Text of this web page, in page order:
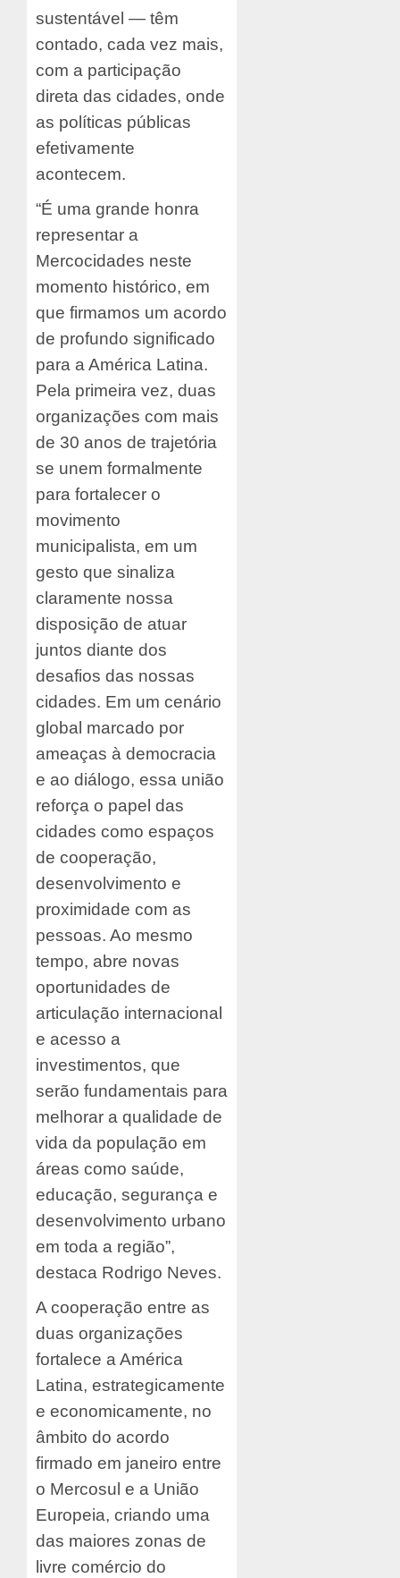
sustentável — têm
contado, cada vez mais,
com a participação
direta das cidades, onde
as políticas públicas
efetivamente
acontecem.
“É uma grande honra
representar a
Mercocidades neste
momento histórico, em
que firmamos um acordo
de profundo significado
para a América Latina.
Pela primeira vez, duas
organizações com mais
de 30 anos de trajetória
se unem formalmente
para fortalecer o
movimento
municipalista, em um
gesto que sinaliza
claramente nossa
disposição de atuar
juntos diante dos
desafios das nossas
cidades. Em um cenário
global marcado por
ameaças à democracia
e ao diálogo, essa união
reforça o papel das
cidades como espaços
de cooperação,
desenvolvimento e
proximidade com as
pessoas. Ao mesmo
tempo, abre novas
oportunidades de
articulação internacional
e acesso a
investimentos, que
serão fundamentais para
melhorar a qualidade de
vida da população em
áreas como saúde,
educação, segurança e
desenvolvimento urbano
em toda a região”,
destaca Rodrigo Neves.
A cooperação entre as
duas organizações
fortalece a América
Latina, estrategicamente
e economicamente, no
âmbito do acordo
firmado em janeiro entre
o Mercosul e a União
Europeia, criando uma
das maiores zonas de
livre comércio do